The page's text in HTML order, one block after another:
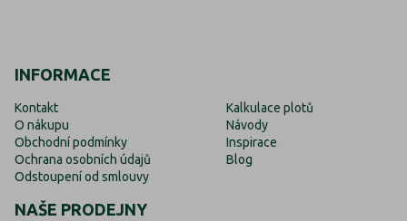
INFORMACE
Kontakt
O nákupu
Obchodní podmínky
Ochrana osobních údajů
Odstoupení od smlouvy
Kalkulace plotů
Návody
Inspirace
Blog
NAŠE PRODEJNY